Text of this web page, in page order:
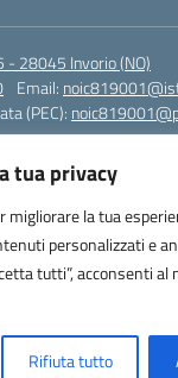
tua privacy
migliorare la tua
personalizzati e
tutti”, acconsenti al
Rifiuta tutto
- 28045 Invorio (NO)
Email:
(PEC):
Amministrazioni
(CUF): UFZ9M3